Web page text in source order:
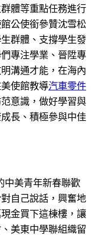
體等重點任務進行
公使銜參贊沈雪松
群體、支撐學生發
專注學業、晉陞專
溝通才能，在海內
使館教導汽車零件
意識，做好學習與
長、積極參與中佳
中美青年新春聯歡
自己說話，興奮地
金買下這棟樓，讓
美東中學聯組織留